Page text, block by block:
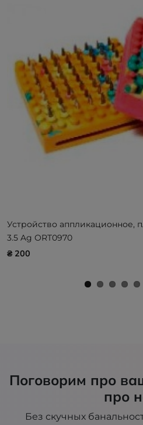
Устройство аппликационное,
3.5 Ag ORT0970
₴ 200
Поговорим про
про
Без скучных